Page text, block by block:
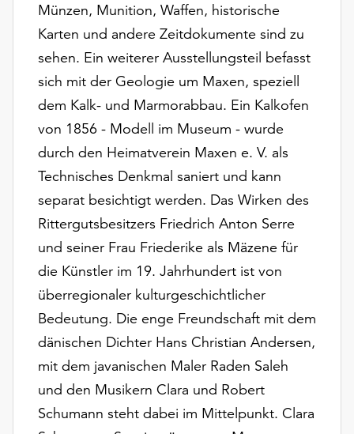
Einverständnis
weiterhin
ausgeführt.
Möchten
verwendeten
Cookies
anpassen,
erreichen
Einstellungen
über
Schaltfläche
„Auswählen“.
Weitere
Informationen
finden
Münzen, Munition, Waffen, historische
Karten und andere Zeitdokumente sind zu
sehen. Ein weiterer Ausstellungsteil befasst
sich mit der Geologie um Maxen, speziell
dem Kalk- und Marmorabbau. Ein Kalkofen
von 1856 - Modell im Museum - wurde
durch den Heimatverein Maxen e. V. als
Technisches Denkmal saniert und kann
separat besichtigt werden. Das Wirken des
Rittergutsbesitzers Friedrich Anton Serre
und seiner Frau Friederike als Mäzene für
die Künstler im 19. Jahrhundert ist von
überregionaler kulturgeschichtlicher
Bedeutung. Die enge Freundschaft mit dem
dänischen Dichter Hans Christian Andersen,
mit dem javanischen Maler Raden Saleh
und den Musikern Clara und Robert
Schumann steht dabei im Mittelpunkt. Clara